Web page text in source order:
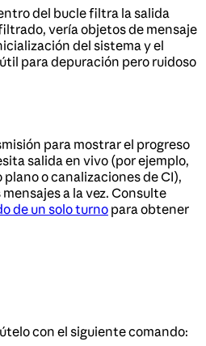
del bucle filtra la salida
vería objetos de mensaje
del sistema y el
para depuración pero ruidoso
para mostrar el progreso
salida en vivo (por ejemplo,
o canalizaciones de CI),
a la vez. Consulte
de un solo turno para obtener
con el siguiente comando: